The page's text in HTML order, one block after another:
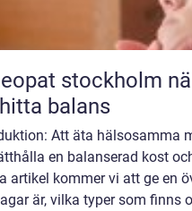
stockholm när kroppen behöver hjälp
balans
Att äta hälsosamma
en balanserad kost
artikel kommer vi att ge en
är, vilka typer som finns